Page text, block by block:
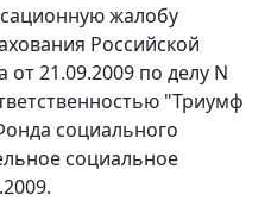
жалобу
Российской
21.09.2009 по делу N
"Триумф
социального
социальное